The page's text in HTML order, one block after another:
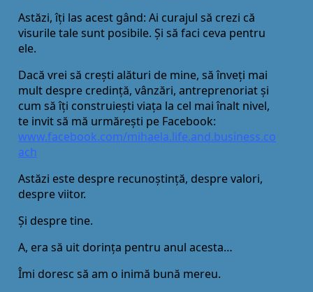
Astăzi, îți las acest gând: Ai curajul să crezi că
visurile tale sunt posibile. Și să faci ceva pentru
ele.
Dacă vrei să crești alături de mine, să înveți mai
mult despre credință, vânzări, antreprenoriat și
cum să îți construiești viața la cel mai înalt nivel,
te invit să mă urmărești pe Facebook:
www.facebook.com/mihaela.life.and.business.co
ach
Astăzi este despre recunoștință, despre valori,
despre viitor.
Și despre tine.
A, era să uit dorința pentru anul acesta…
Îmi doresc să am o inimă bună mereu.